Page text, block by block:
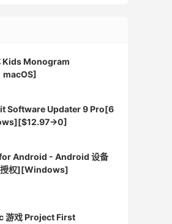
Kids Monogram
Software Updater 9 Pro[6
Android - Android 设备
授权][Windows]
游戏 Project First